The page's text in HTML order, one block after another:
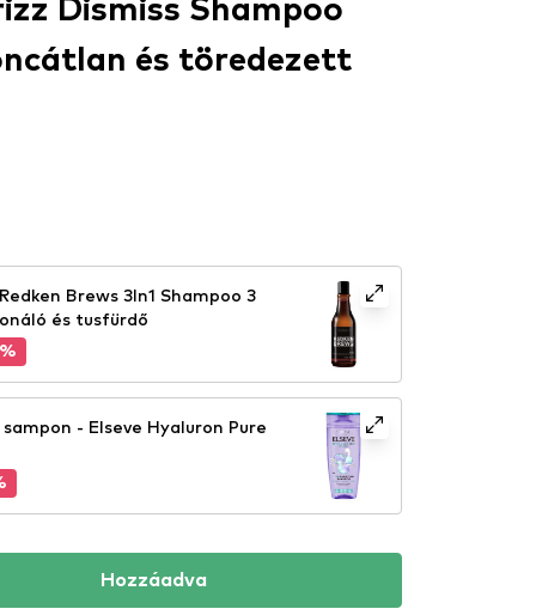
Dismiss Shampoo
és töredezett
Brews 3In1 Shampoo 3
és tusfürdő
- Elseve Hyaluron Pure
Hozzáadva